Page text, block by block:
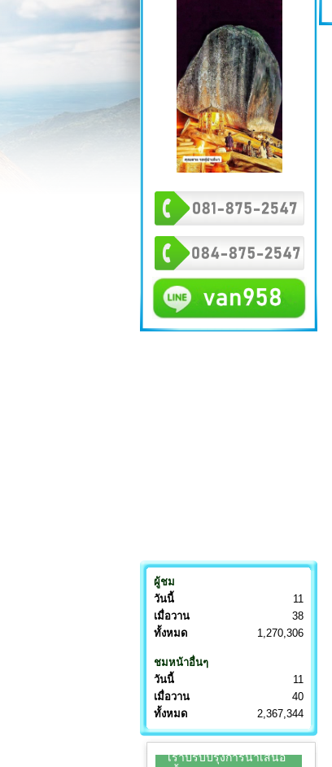
ผู้ชม
วันนี้
11
เมื่อวาน
38
ทั้งหมด
1,270,306
ชมหน้าอื่นๆ
วันนี้
11
เมื่อวาน
40
ทั้งหมด
2,367,344